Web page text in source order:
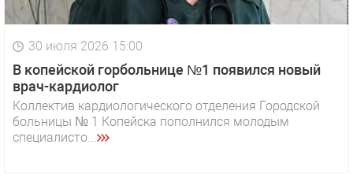
30 июля 2026 15:00
В копейской горбольнице №1 появился новый
врач-кардиолог
Коллектив кардиологического отделения Городской
больницы № 1 Копейска пополнился молодым
специалисто...